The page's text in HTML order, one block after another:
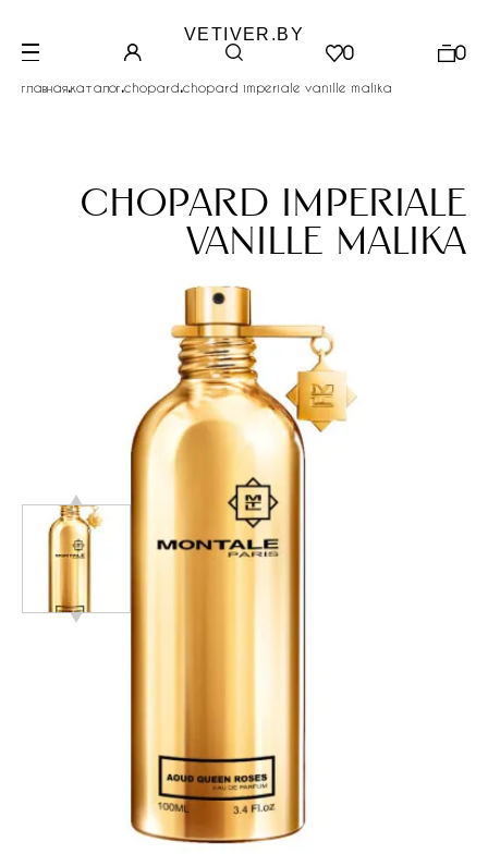
VETIVER.BY
0 0
главная.каталог.chopard.chopard imperiale vanille malika
chopard imperiale
vanille malika